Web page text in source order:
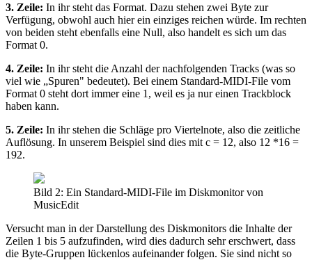
3. Zeile: In ihr steht das Format. Dazu stehen zwei Byte zur
Verfügung, obwohl auch hier ein einziges reichen würde. Im rechten
von beiden steht ebenfalls eine Null, also handelt es sich um das
Format 0.
4. Zeile: In ihr steht die Anzahl der nachfolgenden Tracks (was so
viel wie „Spuren" bedeutet). Bei einem Standard-MIDI-File vom
Format 0 steht dort immer eine 1, weil es ja nur einen Trackblock
haben kann.
5. Zeile: In ihr stehen die Schläge pro Viertelnote, also die zeitliche
Auflösung. In unserem Beispiel sind dies mit c = 12, also 12 *16 =
192.
Bild 2: Ein Standard-MIDI-File im Diskmonitor von
MusicEdit
Versucht man in der Darstellung des Diskmonitors die Inhalte der
Zeilen 1 bis 5 aufzufinden, wird dies dadurch sehr erschwert, dass
die Byte-Gruppen lückenlos aufeinander folgen. Sie sind nicht so